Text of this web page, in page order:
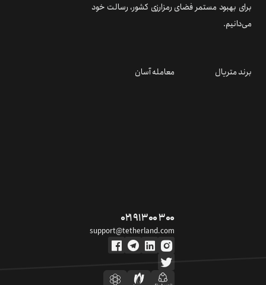
برای بهبود مستمر فضای رمزارزی کشور، رسالت خود
می‌دانیم.
برند متریال معامله آسان
۰۲۱ ۹۱ ۳۰۰ ۳۰۰
support@tetherland.com